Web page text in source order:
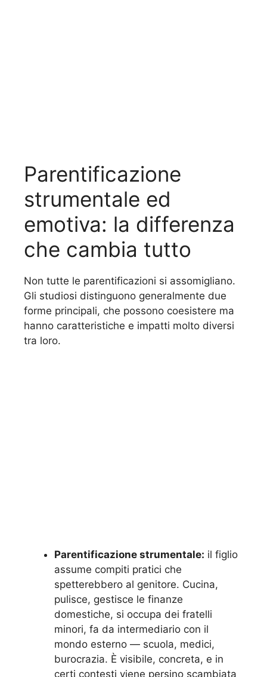
Parentificazione
strumentale ed
emotiva: la differenza
che cambia tutto
Non tutte le parentificazioni si assomigliano.
Gli studiosi distinguono generalmente due
forme principali, che possono coesistere ma
hanno caratteristiche e impatti molto diversi
tra loro.
Parentificazione strumentale: il figlio
assume compiti pratici che
spetterebbero al genitore. Cucina,
pulisce, gestisce le finanze
domestiche, si occupa dei fratelli
minori, fa da intermediario con il
mondo esterno — scuola, medici,
burocrazia. È visibile, concreta, e in
certi contesti viene persino scambiata